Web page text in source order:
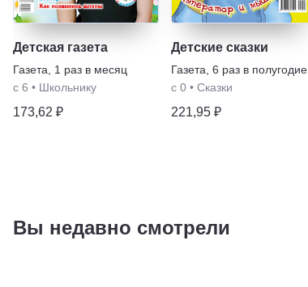
Детская газета
Газета
1 раз в месяц
с 6 • Школьнику
173,62 ₽
Детские сказки
Газета 6 раз в полугодие
с 0 • Сказки
221,95 ₽
Вы недавно смотрели